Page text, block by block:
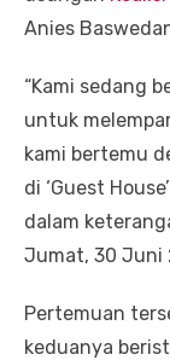
Anies
“Kami sedang
untuk
kami bertemu
di ‘Guest
dalam
Jumat, 30 Juni
Pertemuan
keduanya